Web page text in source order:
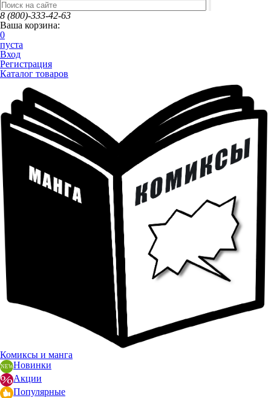
8 (800)-333-42-63
Ваша корзина:
0
пуста
Вход
Регистрация
Каталог товаров
Комиксы и манга
Новинки
Акции
Популярные